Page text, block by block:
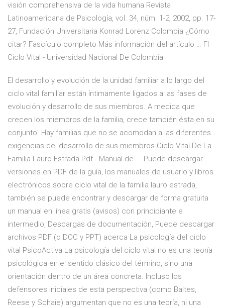
visión comprehensiva de la vida humana Revista
Latinoamericana de Psicología, vol. 34, núm. 1-2, 2002, pp. 17-
27, Fundación Universitaria Konrad Lorenz Colombia ¿Cómo
citar? Fascículo completo Más información del artículo … Fl
Ciclo Vital - Universidad Nacional De Colombia
El desarrollo y evolución de la unidad familiar a lo largo del
ciclo vital familiar están íntimamente ligados a las fases de
evolución y desarrollo de sus miembros. A medida que
crecen los miembros de la familia, crece también ésta en su
conjunto. Hay familias que no se acomodan a las diferentes
exigencias del desarrollo de sus miembros Ciclo Vital De La
Familia Lauro Estrada.Pdf - Manual de ... Puede descargar
versiones en PDF de la guía, los manuales de usuario y libros
electrónicos sobre ciclo vital de la familia lauro estrada,
también se puede encontrar y descargar de forma gratuita
un manual en línea gratis (avisos) con principiante e
intermedio, Descargas de documentación, Puede descargar
archivos PDF (o DOC y PPT) acerca La psicología del ciclo
vital PsicoActiva La psicología del ciclo vital no es una teoría
psicológica en el sentido clásico del término, sino una
orientación dentro de un área concreta. Incluso los
defensores iniciales de esta perspectiva (como Baltes,
Reese y Schaie) argumentan que no es una teoría, ni una